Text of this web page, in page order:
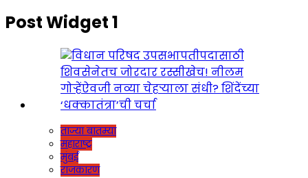
Post Widget 1
ताज्या बातम्या
महाराष्ट्र
मुंबई
राजकारण